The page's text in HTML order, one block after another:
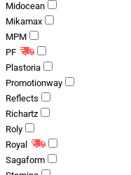
Midocean
Mikamax
MPM
PF
Plastoria
Promotionway
Reflects
Richartz
Roly
Royal
Sagaform